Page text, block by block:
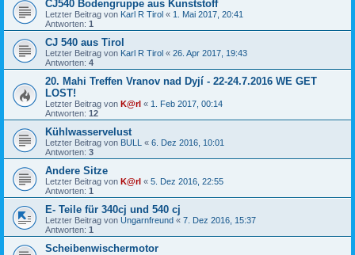
CJ540 Bodengruppe aus Kunststoff
Letzter Beitrag von Karl R Tirol « 1. Mai 2017, 20:41
Antworten: 1
CJ 540 aus Tirol
Letzter Beitrag von Karl R Tirol « 26. Apr 2017, 19:43
Antworten: 4
20. Mahi Treffen Vranov nad Dyjí - 22-24.7.2016 WE GET
LOST!
Letzter Beitrag von K@rl « 1. Feb 2017, 00:14
Antworten: 12
Kühlwasservelust
Letzter Beitrag von BULL « 6. Dez 2016, 10:01
Antworten: 3
Andere Sitze
Letzter Beitrag von K@rl « 5. Dez 2016, 22:55
Antworten: 1
E- Teile für 340cj und 540 cj
Letzter Beitrag von Ungarnfreund « 7. Dez 2016, 15:37
Antworten: 1
Scheibenwischermotor